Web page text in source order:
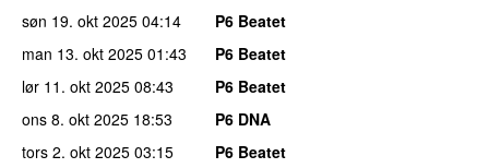
søn 19. okt 2025 04:14
P6 Beatet
man 13. okt 2025 01:43
P6 Beatet
lør 11. okt 2025 08:43
P6 Beatet
ons 8. okt 2025 18:53
P6 DNA
tors 2. okt 2025 03:15
P6 Beatet